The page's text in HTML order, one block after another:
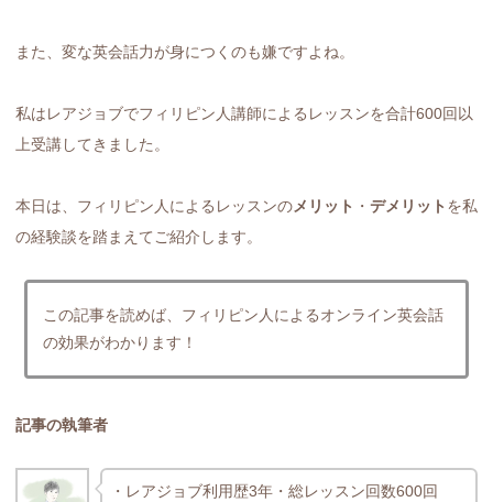
また、変な英会話力が身につくのも嫌ですよね。
私はレアジョブでフィリピン人講師によるレッスンを合計600回以
上受講してきました。
本日は、フィリピン人によるレッスンのメリット ・ デメリット を私
の経験談を踏まえてご紹介します。
この記事を読めば、フィリピン人によるオンライン英会話
の効果がわかります！
記事の執筆者
・レアジョブ利用歴3年・総レッスン回数600回